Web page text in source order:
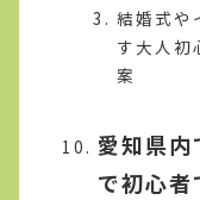
結婚式や
す大人初
案
愛知県
で初心者